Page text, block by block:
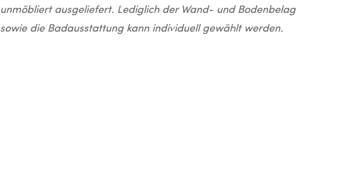
unmöbliert ausgeliefert. Lediglich der Wand- und Bodenbelag
sowie die Badausstattung kann individuell gewählt werden.